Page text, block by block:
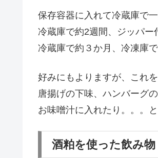
保存容器に入れて冷蔵庫で
冷蔵庫で約2週間、ジッパ
冷蔵庫で約３か月、冷凍庫
好みにもよりますが、これ
唐揚げの下味、ハンバーグ
お味噌汁に入れたり。。。
酒粕を使った飲み物